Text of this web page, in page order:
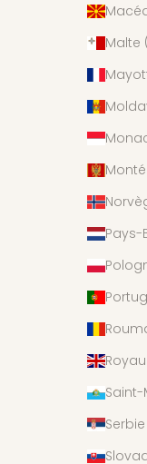
Malte
Pays-
Saint-